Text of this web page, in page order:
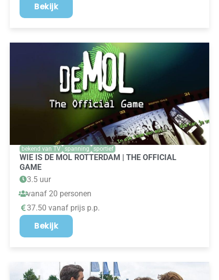
Bekijk
bekend van TV spanning sportief
WIE IS DE MOL ROTTERDAM | THE OFFICIAL
GAME
3.5 uur
vanaf 20 personen
37.50 vanaf prijs p.p.
Bekijk